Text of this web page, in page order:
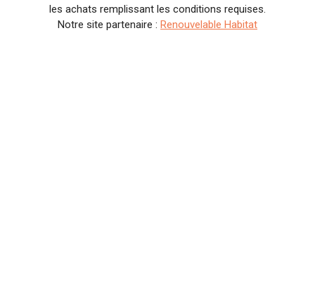
les achats remplissant les conditions requises.
Notre site partenaire : Renouvelable Habitat